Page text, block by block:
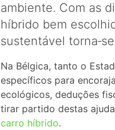
ambiente. Com as
híbrido bem
sustentável
Na Bélgica, tanto o
específicos para
ecológicos, deduções
tirar partido destas
carro híbrido.